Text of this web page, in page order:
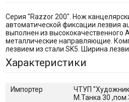
Серия "Razzor 200". Нож
автоматической фиксации лезвия
выполнен из высококачественного
металлические направляющие.
лезвием из стали SK5. Ширина
Характеристики
Импортер
ЧТУП
М.Танка 30